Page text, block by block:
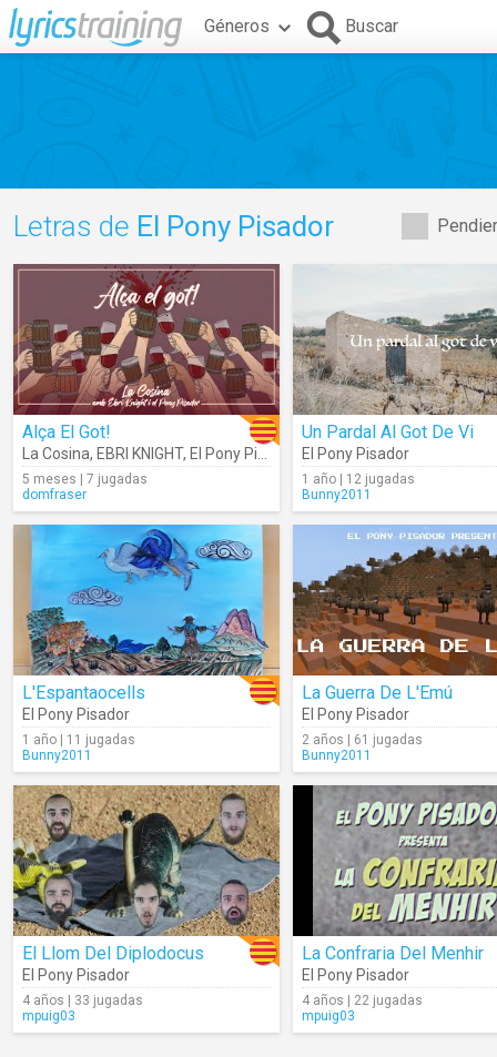
Géneros Buscar
Letras de El Pony Pisador
Alça El Got!
La Cosina, EBRI KNIGHT, El Pony Pisador
5 meses | 7 jugadas
domfraser
Un Pardal Al Got De Vi
El Pony Pisador
1 año | 12 jugadas
Bunny2011
L'Espantaocells
El Pony Pisador
1 año | 11 jugadas
Bunny2011
La Guerra De L'Emú
El Pony Pisador
2 años | 61 jugadas
Bunny2011
El Llom Del Diplodocus
El Pony Pisador
4 años | 33 jugadas
mpuig03
La Confraria Del Menhir
El Pony Pisador
4 años | 22 jugadas
mpuig03